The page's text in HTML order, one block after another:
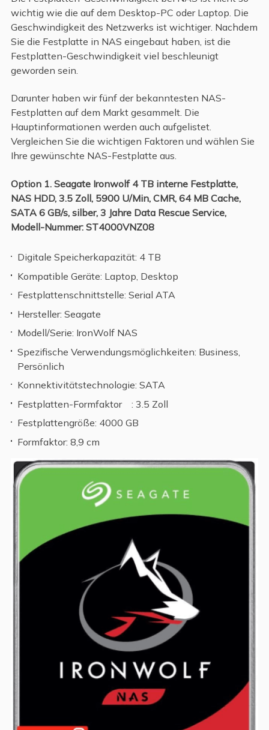
wichtig wie die auf dem Desktop-PC oder Laptop. Die
Geschwindigkeit des Netzwerks ist wichtiger. Nachdem
Sie die Festplatte in NAS eingebaut haben, ist die
Festplatten-Geschwindigkeit viel beschleunigt
geworden sein.
Darunter haben wir fünf der bekanntesten NAS-
Festplatten auf dem Markt gesammelt. Die
Hauptinformationen werden auch aufgelistet.
Vergleichen Sie die wichtigen Faktoren und wählen Sie
Ihre gewünschte NAS-Festplatte aus.
Option 1. Seagate Ironwolf 4 TB interne Festplatte,
NAS HDD, 3.5 Zoll, 5900 U/Min, CMR, 64 MB Cache,
SATA 6 GB/s, silber, 3 Jahre Data Rescue Service,
Modell-Nummer: ST4000VNZ08
Digitale Speicherkapazität: 4 TB
Kompatible Geräte: Laptop, Desktop
Festplattenschnittstelle: Serial ATA
Hersteller: Seagate
Modell/Serie: IronWolf NAS
Spezifische Verwendungsmöglichkeiten: Business,
Persönlich
Konnektivitätstechnologie: SATA
Festplatten-Formfaktor : 3.5 Zoll
Festplattengröße: 4000 GB
Formfaktor: 8,9 cm